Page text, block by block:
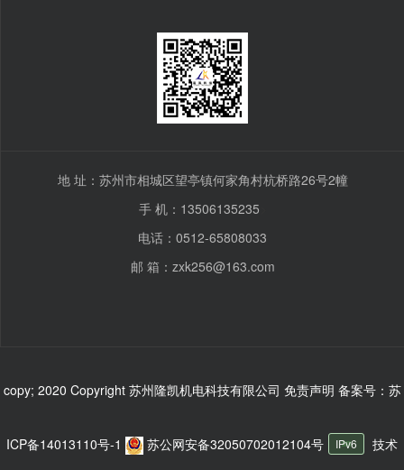
地 址：苏州市相城区望亭镇何家角村杭桥路26号2幢
手 机：13506135235
电话：0512-65808033
邮 箱：zxk256@163.com
copy; 2020 Copyright 苏州隆凯机电科技有限公司 免责声明 备案号：苏
ICP备14013110号-1 苏公网安备32050702012104号 IPv6 技术